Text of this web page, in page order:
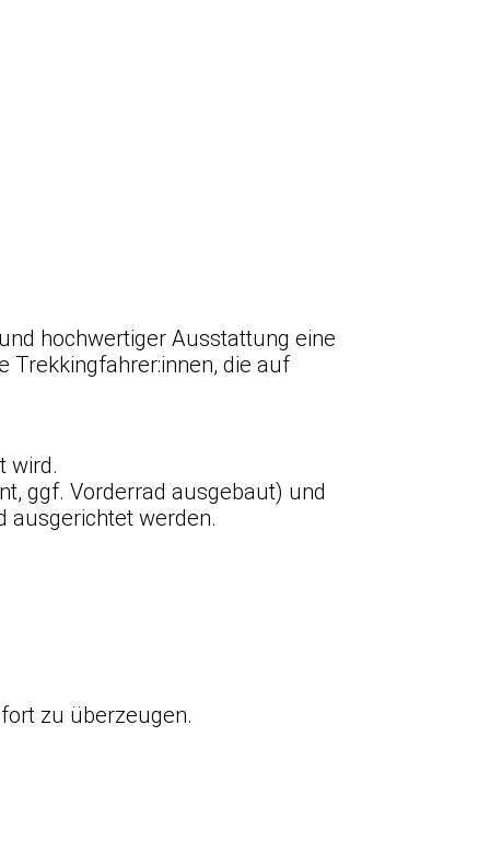
hochwertiger Ausstattung eine
die auf
wird.
ggf. Vorderrad ausgebaut) und
ausgerichtet werden.
zu überzeugen.